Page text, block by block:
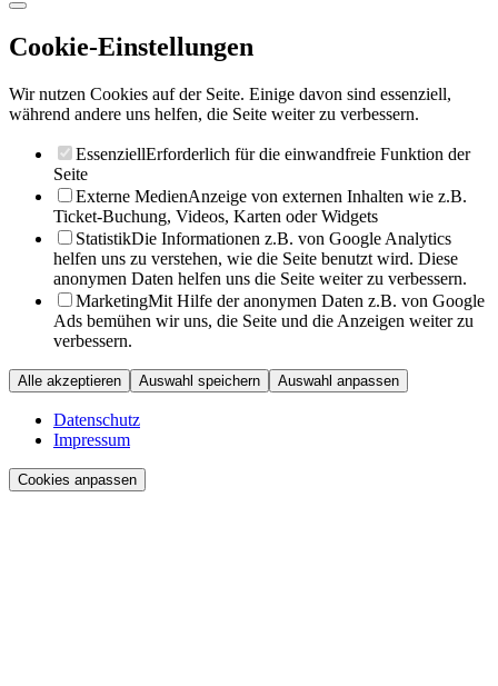
Cookie-Einstellungen
Wir nutzen Cookies auf der Seite. Einige davon sind essenziell,
während andere uns helfen, die Seite weiter zu verbessern.
EssenziellErforderlich für die einwandfreie Funktion der
Seite
Externe MedienAnzeige von externen Inhalten wie z.B.
Ticket-Buchung, Videos, Karten oder Widgets
StatistikDie Informationen z.B. von Google Analytics
helfen uns zu verstehen, wie die Seite benutzt wird. Diese
anonymen Daten helfen uns die Seite weiter zu verbessern.
MarketingMit Hilfe der anonymen Daten z.B. von Google
Ads bemühen wir uns, die Seite und die Anzeigen weiter zu
verbessern.
Alle akzeptieren Auswahl speichern Auswahl anpassen
Datenschutz
Impressum
Cookies anpassen